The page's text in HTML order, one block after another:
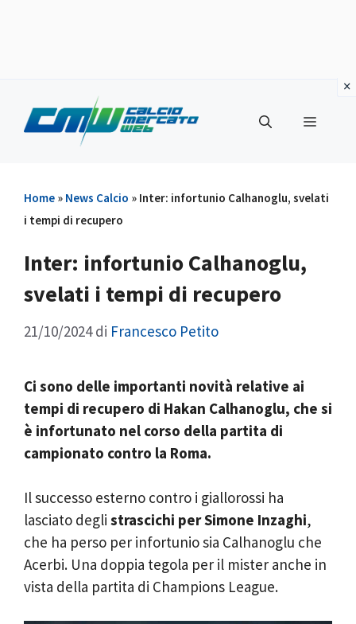
contenuto
Menu
Home » News Calcio » Inter: infortunio Calhanoglu, svelati
i tempi di recupero
Inter: infortunio Calhanoglu,
svelati i tempi di recupero
21/10/2024 di Francesco Petito
Ci sono delle importanti novità relative ai
tempi di recupero di Hakan Calhanoglu, che si
è infortunato nel corso della partita di
campionato contro la Roma.
Il successo esterno contro i giallorossi ha
lasciato degli strascichi per Simone Inzaghi,
che ha perso per infortunio sia Calhanoglu che
Acerbi. Una doppia tegola per il mister anche in
vista della partita di Champions League.